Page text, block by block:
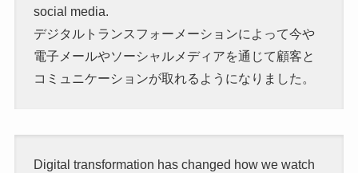
social media.
デジタルトランスフォーメーションによって今や
電子メールやソーシャルメディアを通じて顧客と
コミュニケーションが取れるようになりました。
Digital transformation has changed how we watch